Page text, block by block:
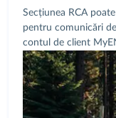
Secțiunea RCA
pentru comunicări
contul de client